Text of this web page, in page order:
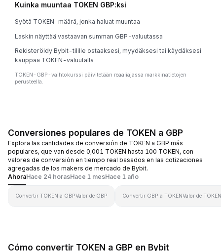
Kuinka muuntaa TOKEN GBP:ksi
Syötä TOKEN-määrä, jonka haluat muuntaa
Laskin näyttää vastaavan summan GBP-valuutassa
Rekisteröidy Bybit-tilille ostaaksesi, myydäksesi tai käydäksesi
kauppaa TOKEN-valuutalla
TOKEN-GBP-vaihtokurssi päivitetään reaaliajassa markkinatietojen
perusteella.
Conversiones populares de TOKEN a GBP
Explora las cantidades de conversión de TOKEN a GBP más
populares, que van desde 0,001 TOKEN hasta 100 TOKEN, con
valores de conversión en tiempo real basados en las cotizaciones
agregadas de los makers de mercado de Bybit.
AhoraHace 24 horasHace 1 mesHace 1 año
Convertir TOKEN a GBPValor de GBP Convertir GBP a TOKENValor de TOKEN
Cómo convertir TOKEN a GBP en Bybit